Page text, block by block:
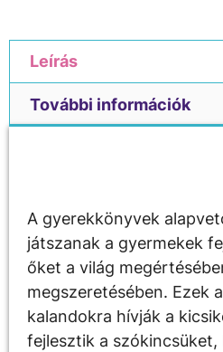
Leírás
További információk
A gyerekkönyvek
játszanak a gyermekek
őket a világ
megszeretésében. Ezek
kalandokra hívják a
fejlesztik a